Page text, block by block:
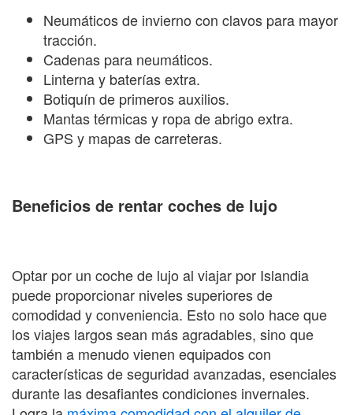
Neumáticos de invierno con clavos para mayor
tracción.
Cadenas para neumáticos.
Linterna y baterías extra.
Botiquín de primeros auxilios.
Mantas térmicas y ropa de abrigo extra.
GPS y mapas de carreteras.
Beneficios de rentar coches de lujo
Optar por un coche de lujo al viajar por Islandia
puede proporcionar niveles superiores de
comodidad y conveniencia. Esto no solo hace que
los viajes largos sean más agradables, sino que
también a menudo vienen equipados con
características de seguridad avanzadas, esenciales
durante las desafiantes condiciones invernales.